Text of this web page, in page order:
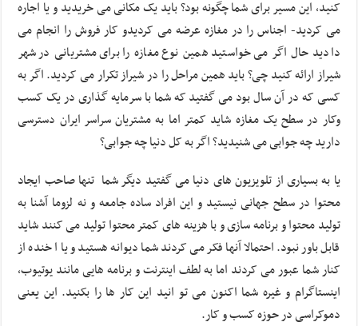
کنید، این مسیر برای شما چگونه بود؟ باید یک مکانی می خریدید و یا اجاره
می کردید- اجناس را در مغازه عرضه می کردیدو کار فروش را انجام می
دادید حال اگر می خواستید همین نوع مغازه را برای مشتریانی در شهر
شیراز ارائه کنید چی؟ باید همین مراحل را در شیراز تکرار می کردید. اگر به
کسی که در آن سال بود می گفتید که شما با سرمایه گذاری در یک کسب
وکار در سطح یک مغازه شاید کمتر اما به مشتریان سراسر ایران دسترسی
دارید چه جوابی می شنیدید؟ اگر به کل دنیا چه جوابی؟
یا به بسیاری از تلویزیون های دنیا می گفتید دیگر شما تنها صاحب ایجاد
محتوا در سطح جهانی نیستید و این افراد ساده جامعه و نه لزوما آشنا به
تولید محتوا و برنامه سازی و با هزینه های کمتر محتوا تولید می کنند شاید
قابل باور نبود. احتمالا آنها فکر می کردند شما دیوانه هستید و یا ا خنده از
کنار شما عبور می کردند اما به لطف اینترنت و برنامه هایی مانند یوتیوب،
اینستاگرام و غیره شما اکنون می تو انید این کار ها را بکنید. این یعنی
دموکراسی در حوزه کسب و کار.